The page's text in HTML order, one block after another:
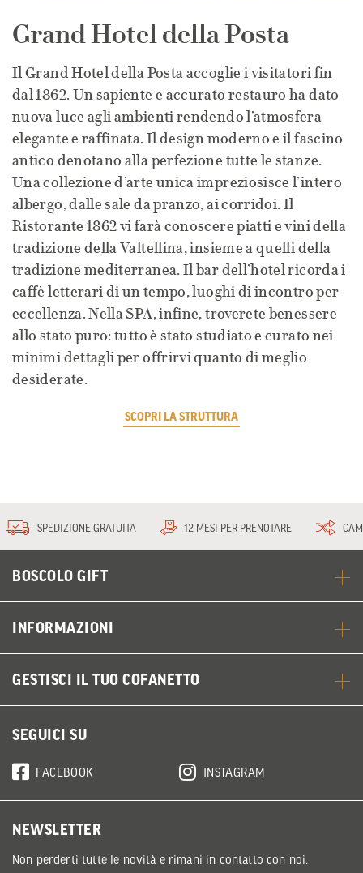
Grand Hotel della Posta
Il Grand Hotel della Posta accoglie i visitatori fin
dal 1862. Un sapiente e accurato restauro ha dato
nuova luce agli ambienti rendendo l’atmosfera
elegante e raffinata. Il design moderno e il fascino
antico denotano alla perfezione tutte le stanze.
Una collezione d’arte unica impreziosisce l’intero
albergo, dalle sale da pranzo, ai corridoi. Il
Ristorante 1862 vi farà conoscere piatti e vini della
tradizione della Valtellina, insieme a quelli della
tradizione mediterranea. Il bar dell’hotel ricorda i
caffè letterari di un tempo, luoghi di incontro per
eccellenza. Nella SPA, infine, troverete benessere
allo stato puro: tutto è stato studiato e curato nei
minimi dettagli per offrirvi quanto di meglio
desiderate.
SCOPRI LA STRUTTURA
SPEDIZIONE GRATUITA 12 MESI PER PRENOTARE
BOSCOLO GIFT
INFORMAZIONI
GESTISCI IL TUO COFANETTO
SEGUICI SU
FACEBOOK INSTAGRAM
NEWSLETTER
Non perderti tutte le novità e rimani in contatto con noi.